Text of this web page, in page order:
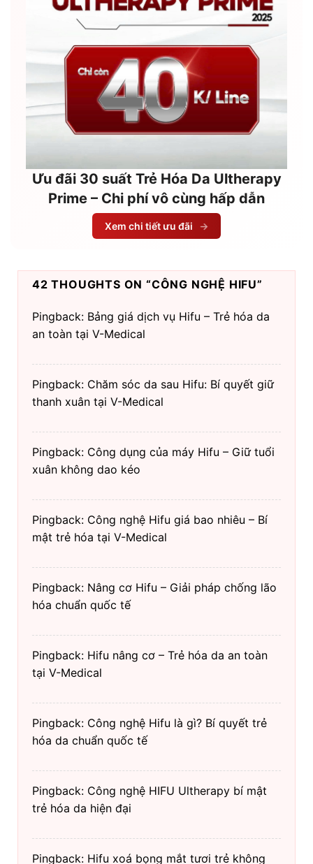
Ưu đãi 30 suất Trẻ Hóa Da Ultherapy
Prime – Chi phí vô cùng hấp dẫn
Xem chi tiết ưu đãi →
42 THOUGHTS ON “CÔNG NGHỆ HIFU”
Pingback: Bảng giá dịch vụ Hifu – Trẻ hóa da
an toàn tại V-Medical
Pingback: Chăm sóc da sau Hifu: Bí quyết giữ
thanh xuân tại V-Medical
Pingback: Công dụng của máy Hifu – Giữ tuổi
xuân không dao kéo
Pingback: Công nghệ Hifu giá bao nhiêu – Bí
mật trẻ hóa tại V-Medical
Pingback: Nâng cơ Hifu – Giải pháp chống lão
hóa chuẩn quốc tế
Pingback: Hifu nâng cơ – Trẻ hóa da an toàn
tại V-Medical
Pingback: Công nghệ Hifu là gì? Bí quyết trẻ
hóa da chuẩn quốc tế
Pingback: Công nghệ HIFU Ultherapy bí mật
trẻ hóa da hiện đại
Pingback: Hifu xoá bọng mắt tươi trẻ không